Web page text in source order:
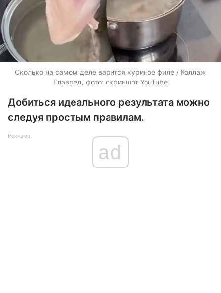
Сколько на самом деле варится куриное филе / Коллаж
Главред, фото: скриншот YouTube
Добиться идеального результата можно
следуя простым правилам.
Реклама
ad